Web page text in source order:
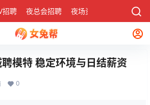
招聘 夜总会招聘 夜场资讯 社区
模特 稳定环境与日结薪资
0